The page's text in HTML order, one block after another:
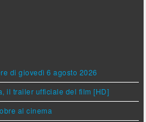
di giovedì 6 agosto 2026
il trailer ufficiale del film [HD]
al cinema